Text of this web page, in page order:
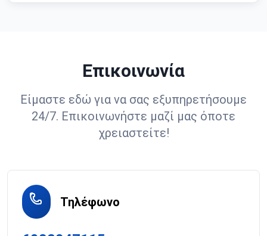
Επικοινωνία
Είμαστε εδώ για να σας εξυπηρετήσουμε
24/7. Επικοινωνήστε μαζί μας όποτε
χρειαστείτε!
Τηλέφωνο